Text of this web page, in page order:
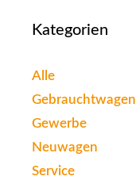
Kategorien
Alle
Gebrauchtwagen
Gewerbe
Neuwagen
Service